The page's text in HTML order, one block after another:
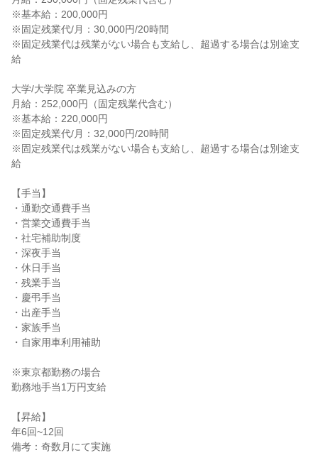
※基本給：200,000円
※固定残業代/月：30,000円/20時間
※固定残業代は残業がない場合も支給し、超過する場合は別途支
給
大学/大学院 卒業見込みの方
月給：252,000円（固定残業代含む）
※基本給：220,000円
※固定残業代/月：32,000円/20時間
※固定残業代は残業がない場合も支給し、超過する場合は別途支
給
【手当】
・通勤交通費手当
・営業交通費手当
・社宅補助制度
・深夜手当
・休日手当
・残業手当
・慶弔手当
・出産手当
・家族手当
・自家用車利用補助
※東京都勤務の場合
勤務地手当1万円支給
【昇給】
年6回~12回
備考：奇数月にて実施